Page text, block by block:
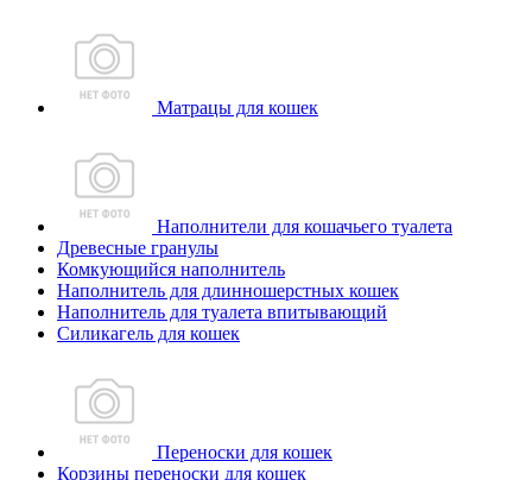
Матрацы для кошек
Наполнители для кошачьего туалета
Древесные гранулы
Комкующийся наполнитель
Наполнитель для длинношерстных кошек
Наполнитель для туалета впитывающий
Силикагель для кошек
Переноски для кошек
Корзины переноски для кошек